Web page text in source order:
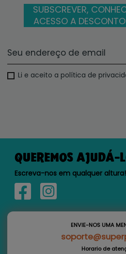
SUBSCREVER,
ACESSO A
Li e aceito a política de
QUEREMOS AJUDÁ-
Escreva-nos em qualquer altura!
ENVIE-NOS UMA
Horario de